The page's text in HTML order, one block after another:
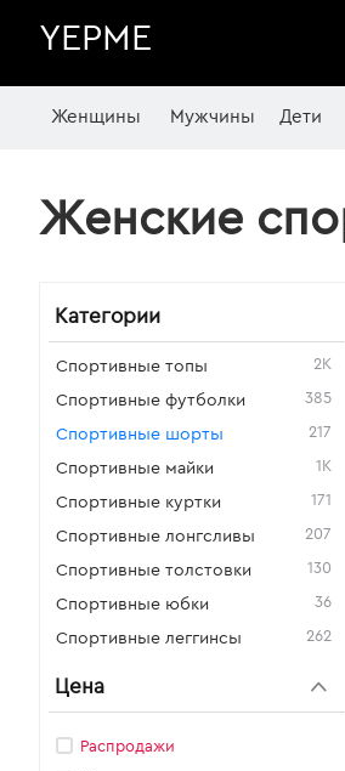
YEPME
Женщины Мужчины Дети
Женские
Категории
Спортивные топы 2K
Спортивные футболки 385
Спортивные шорты 217
Спортивные майки 1K
Спортивные куртки 171
Спортивные лонгсливы 207
Спортивные толстовки 130
Спортивные юбки 36
Спортивные леггинсы 262
Цена
Распродажи